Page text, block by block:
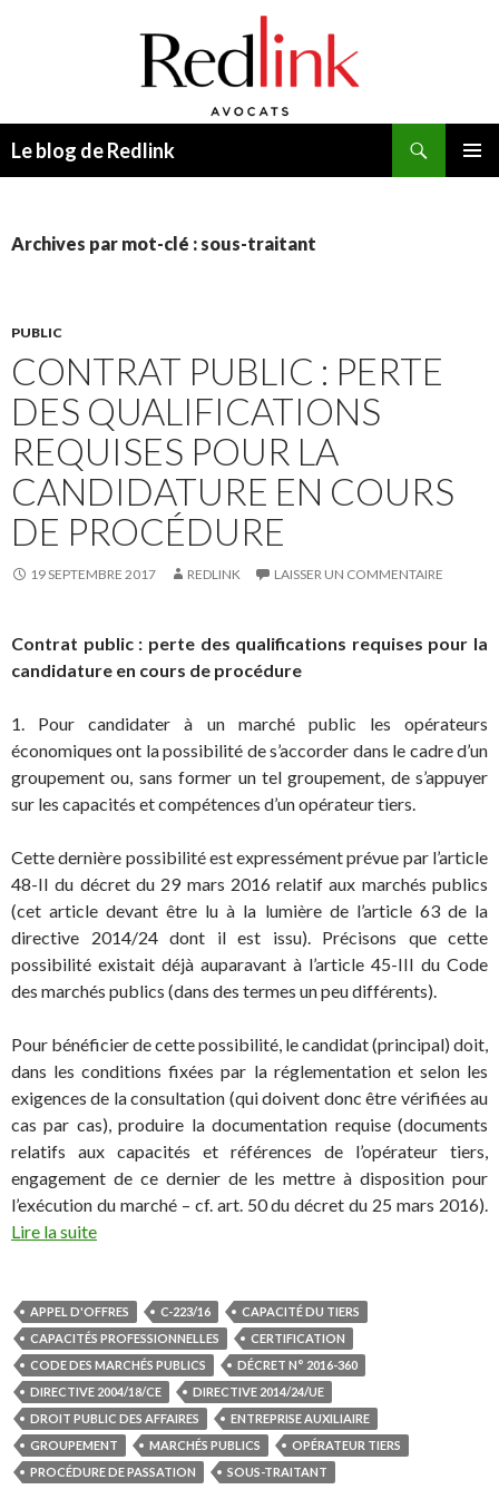
Le blog de Redlink
Archives par mot-clé : sous-traitant
PUBLIC
CONTRAT PUBLIC : PERTE
DES QUALIFICATIONS
REQUISES POUR LA
CANDIDATURE EN COURS
DE PROCÉDURE
19 SEPTEMBRE 2017 REDLINK LAISSER UN COMMENTAIRE
Contrat public : perte des qualifications requises pour la
candidature en cours de procédure
1. Pour candidater à un marché public les opérateurs
économiques ont la possibilité de s’accorder dans le cadre d’un
groupement ou, sans former un tel groupement, de s’appuyer
sur les capacités et compétences d’un opérateur tiers.
Cette dernière possibilité est expressément prévue par l’article
48-II du décret du 29 mars 2016 relatif aux marchés publics
(cet article devant être lu à la lumière de l’article 63 de la
directive 2014/24 dont il est issu). Précisons que cette
possibilité existait déjà auparavant à l’article 45-III du Code
des marchés publics (dans des termes un peu différents).
Pour bénéficier de cette possibilité, le candidat (principal) doit,
dans les conditions fixées par la réglementation et selon les
exigences de la consultation (qui doivent donc être vérifiées au
cas par cas), produire la documentation requise (documents
relatifs aux capacités et références de l’opérateur tiers,
engagement de ce dernier de les mettre à disposition pour
l’exécution du marché – cf. art. 50 du décret du 25 mars 2016).
Lire la suite
APPEL D'OFFRES C-223/16
CAPACITÉ DU TIERS
CAPACITÉS PROFESSIONNELLES
CERTIFICATION
CODE DES MARCHÉS PUBLICS
DÉCRET N° 2016-360
DIRECTIVE 2004/18/CE
DIRECTIVE 2014/24/UE
DROIT PUBLIC DES AFFAIRES
ENTREPRISE AUXILIAIRE
GROUPEMENT
MARCHÉS PUBLICS
OPÉRATEUR TIERS
PROCÉDURE DE PASSATION
SOUS-TRAITANT